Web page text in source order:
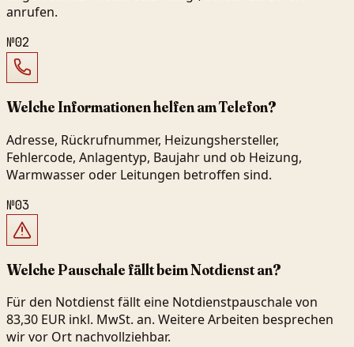
anrufen.
№02
Welche Informationen helfen am Telefon?
Adresse, Rückrufnummer, Heizungshersteller,
Fehlercode, Anlagentyp, Baujahr und ob Heizung,
Warmwasser oder Leitungen betroffen sind.
№03
Welche Pauschale fällt beim Notdienst an?
Für den Notdienst fällt eine Notdienstpauschale von
83,30 EUR inkl. MwSt. an. Weitere Arbeiten besprechen
wir vor Ort nachvollziehbar.